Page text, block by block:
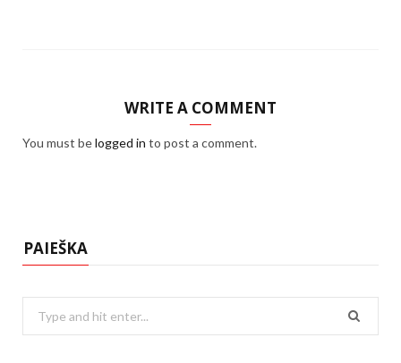
WRITE A COMMENT
You must belogged in to post a comment.
PAIEŠKA